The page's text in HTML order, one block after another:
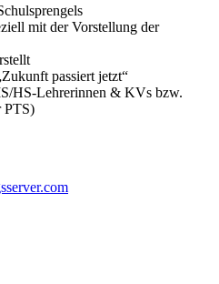
mit der Vorstellung der
passiert jetzt“
HS-Lehrerinnen & KVs bzw.
PTS)